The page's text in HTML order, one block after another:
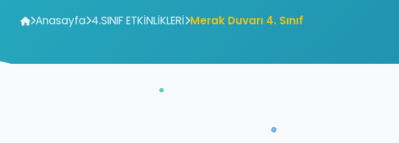
Anasayfa 4.SINIF ETKİNLİKLERİ Merak Duvarı 4. Sınıf